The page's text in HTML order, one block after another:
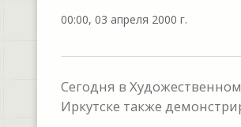
00:00, 03 апреля 2000 г.
Сегодня в
Иркутске также